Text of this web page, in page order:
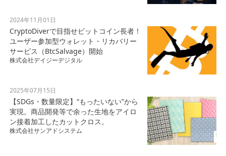
2024年11月01日
CryptoDiverで目指せビットコイン長者！
ユーザー参加型ウォレット・リカバリー
サービス（BtcSalvage）開始
株式会社デイジーデジタル
2025年07月15日
【SDGs・数量限定】“もったいない”から
実現。商品開発等で余った生地をアイロ
ン接着加工したカットクロス。
株式会社サンアドシステム